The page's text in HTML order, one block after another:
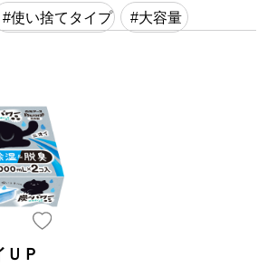
#使い捨てタイプ #大容量
ＵＰ